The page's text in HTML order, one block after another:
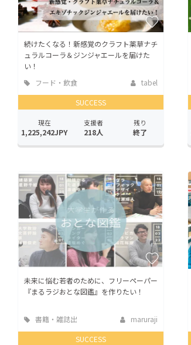
続けたくなる！新感覚のクラフト薬草ナチ
ュラルコーラ＆ジンジャエールを届けた
い！
フード・飲食
店
tabel
SUCCESS
現在
1,225,242JPY
支援者
218人
残り
終了
未来に悩む若者のために、フリーペーパー
『まるラジおとな図鑑』を作りたい！
書籍・雑誌出
版
maruraji
SUCCESS